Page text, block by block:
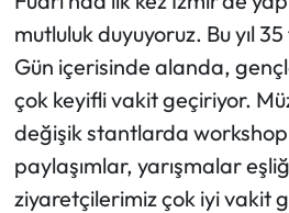
mutluluk duyuyoruz. Bu yıl
Gün içerisinde alanda,
çok keyifli vakit geçiriyor.
değişik stantlarda
paylaşımlar, yarışmalar
ziyaretçilerimiz çok iyi vakit